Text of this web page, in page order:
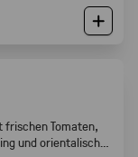
Tomaten,
und orientalischen